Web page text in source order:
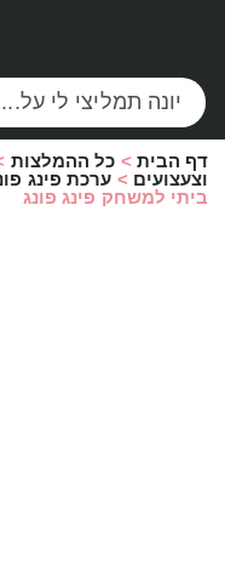
דף הבית > כל ההמלצות
וצעצועים > ערכת פינג
ביתי למשחק פינג פונג